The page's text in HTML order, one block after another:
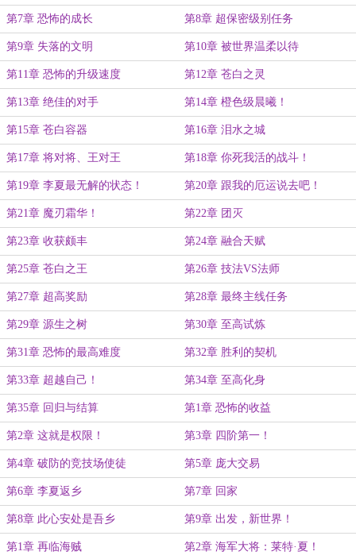
第7章 恐怖的成长 第8章 超保密级别任务
第9章 失落的文明 第10章 被世界温柔以待
第11章 恐怖的升级速度 第12章 苍白之灵
第13章 绝佳的对手 第14章 橙色级晨曦！
第15章 苍白容器 第16章 泪水之城
第17章 将对将、王对王 第18章 你死我活的战斗！
第19章 李夏最无解的状态！ 第20章 跟我的厄运说去吧！
第21章 魔刃霜华！ 第22章 团灭
第23章 收获颇丰 第24章 融合天赋
第25章 苍白之王 第26章 技法VS法师
第27章 超高奖励 第28章 最终主线任务
第29章 源生之树 第30章 至高试炼
第31章 恐怖的最高难度 第32章 胜利的契机
第33章 超越自己！ 第34章 至高化身
第35章 回归与结算 第1章 恐怖的收益
第2章 这就是权限！ 第3章 四阶第一！
第4章 破防的竞技场使徒 第5章 庞大交易
第6章 李夏返乡 第7章 回家
第8章 此心安处是吾乡 第9章 出发，新世界！
第1章 再临海贼 第2章 海军大将：莱特·夏！